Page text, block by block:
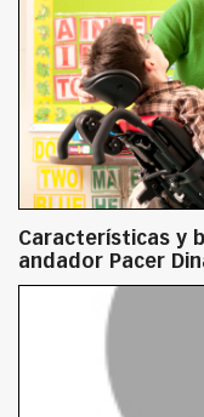
Características y
andador Pacer